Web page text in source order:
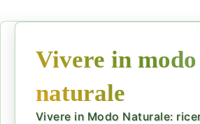
Vivere in modo
naturale
Vivere in Modo Naturale: